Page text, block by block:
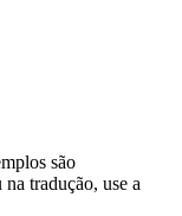
são
tradução, use a